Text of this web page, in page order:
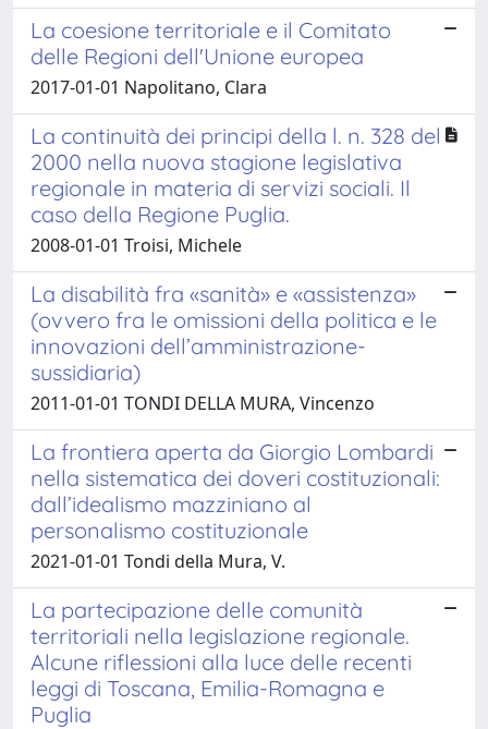
La coesione territoriale e il Comitato
delle Regioni dell'Unione europea
2017-01-01 Napolitano, Clara
La continuità dei principi della l. n. 328 del
2000 nella nuova stagione legislativa
regionale in materia di servizi sociali. Il
caso della Regione Puglia.
2008-01-01 Troisi, Michele
La disabilità fra «sanità» e «assistenza»
(ovvero fra le omissioni della politica e le
innovazioni dell’amministrazione-
sussidiaria)
2011-01-01 TONDI DELLA MURA, Vincenzo
La frontiera aperta da Giorgio Lombardi
nella sistematica dei doveri costituzionali:
dall’idealismo mazziniano al
personalismo costituzionale
2021-01-01 Tondi della Mura, V.
La partecipazione delle comunità
territoriali nella legislazione regionale.
Alcune riflessioni alla luce delle recenti
leggi di Toscana, Emilia-Romagna e
Puglia